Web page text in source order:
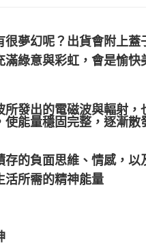
付款後門市自取
免運費
夢幻呢？出貨會附上蓋
綠意與彩虹，會是愉
發出的電磁波與輻射
能量穩固完整，逐漸散
的負面思維、情感，以
活所需的精神能量